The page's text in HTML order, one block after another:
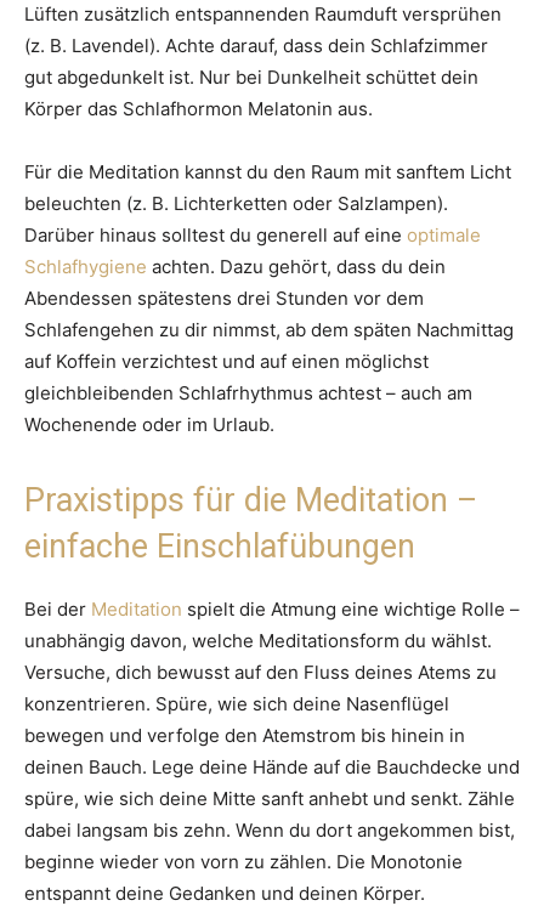
Lüften zusätzlich entspannenden Raumduft versprühen
(z. B. Lavendel). Achte darauf, dass dein Schlafzimmer
gut abgedunkelt ist. Nur bei Dunkelheit schüttet dein
Körper das Schlafhormon Melatonin aus.
Für die Meditation kannst du den Raum mit sanftem Licht
beleuchten (z. B. Lichterketten oder Salzlampen).
Darüber hinaus solltest du generell auf eine optimale
Schlafhygiene achten. Dazu gehört, dass du dein
Abendessen spätestens drei Stunden vor dem
Schlafengehen zu dir nimmst, ab dem späten Nachmittag
auf Koffein verzichtest und auf einen möglichst
gleichbleibenden Schlafrhythmus achtest – auch am
Wochenende oder im Urlaub.
Praxistipps für die Meditation –
einfache Einschlafübungen
Bei der Meditation spielt die Atmung eine wichtige Rolle –
unabhängig davon, welche Meditationsform du wählst.
Versuche, dich bewusst auf den Fluss deines Atems zu
konzentrieren. Spüre, wie sich deine Nasenflügel
bewegen und verfolge den Atemstrom bis hinein in
deinen Bauch. Lege deine Hände auf die Bauchdecke und
spüre, wie sich deine Mitte sanft anhebt und senkt. Zähle
dabei langsam bis zehn. Wenn du dort angekommen bist,
beginne wieder von vorn zu zählen. Die Monotonie
entspannt deine Gedanken und deinen Körper.